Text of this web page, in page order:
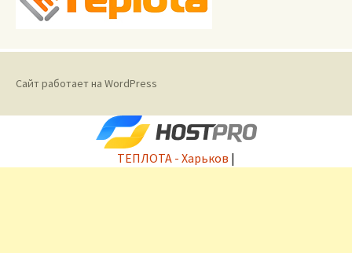
Сайт работает на WordPress
ТЕПЛОТА - Харьков |